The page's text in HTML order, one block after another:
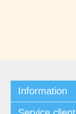
Information